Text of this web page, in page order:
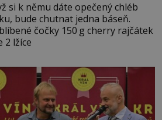
si k němu dáte opečený chléb
bude chutnat jedna báseň.
2 lžíce